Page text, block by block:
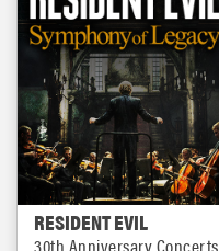
RESIDENT EVIL
30th Anniversary Concerts